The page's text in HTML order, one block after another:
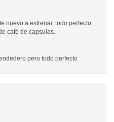
nuevo a estrenar, todo perfecto.
café de capsulas.
pero todo perfecto